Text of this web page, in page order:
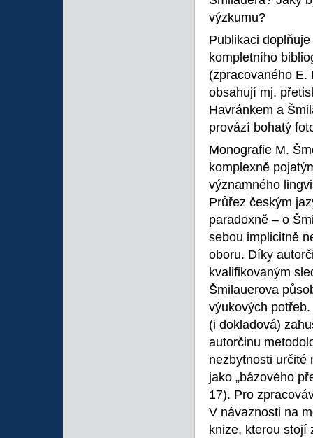
výzkumu?
Publikaci
kompletního
(zpracovaného E.
obsahují mj.
Havránkem a
provází bohatý
Monografie M.
komplexně
významného
Průřez českým
paradoxně – o
sebou implicitně
oboru. Díky
kvalifikovaným
Šmilauerova
výukových
(i dokladová)
autorčinu
nezbytnosti určité
jako „bázového
17). Pro
V návaznosti na
knize, kterou stojí